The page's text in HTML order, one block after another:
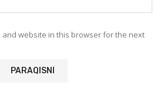
and website in this browser for the next